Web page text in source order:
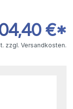
€*
zzgl. Versandkosten.